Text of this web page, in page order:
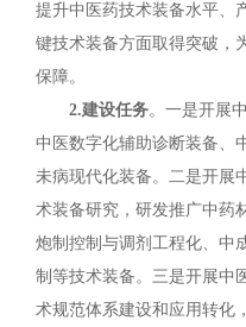
提升中医药技术装备水平、
键技术装备方面取得突破，
保障。
2.建设任务。一是开展
中医数字化辅助诊断装备、
未病现代化装备。二是开展
术装备研究，研发推广中药
炮制控制与调剂工程化、中
制等技术装备。三是开展中
术规范体系建设和应用转化